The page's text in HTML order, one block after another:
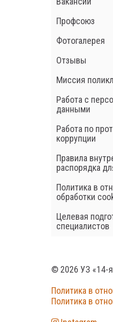
Профсоюз
Фотогалерея
Отзывы
Миссия
Работа с
данными
Работа по
коррупции
Правила
распорядка
Политика в
обработки
Целевая
специалистов
© 2026 УЗ «14-я
Политика в
Политика в